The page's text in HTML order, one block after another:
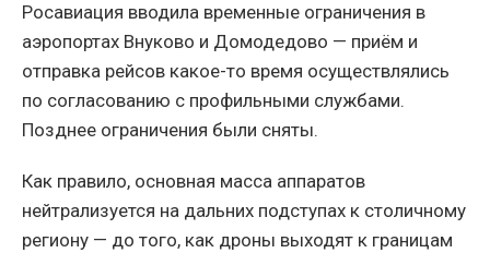
Росавиация вводила временные ограничения в
аэропортах Внуково и Домодедово — приём и
отправка рейсов какое-то время осуществлялись
по согласованию с профильными службами.
Позднее ограничения были сняты.
Как правило, основная масса аппаратов
нейтрализуется на дальних подступах к столичному
региону — до того, как дроны выходят к границам